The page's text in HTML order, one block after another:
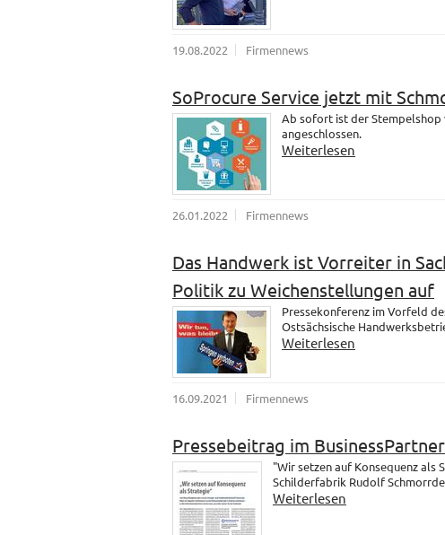
19.08.2022 Firmennews
SoProcure Service jetzt mit
Ab sofort ist der Stempelshop
angeschlossen.
Weiterlesen
26.01.2022 Firmennews
Das Handwerk ist Vorreiter in
Politik zu Weichenstellungen auf
Pressekonferenz im Vorfeld
Ostsächsische
Weiterlesen
16.09.2021 Firmennews
Pressebeitrag im
"Wir setzen auf Konsequenz als
Schilderfabrik Rudolf
Weiterlesen